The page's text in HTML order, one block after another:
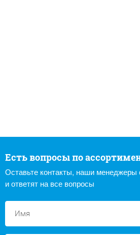
Есть вопросы по
Оставьте контакты, наши менеджеры
и ответят на все вопросы